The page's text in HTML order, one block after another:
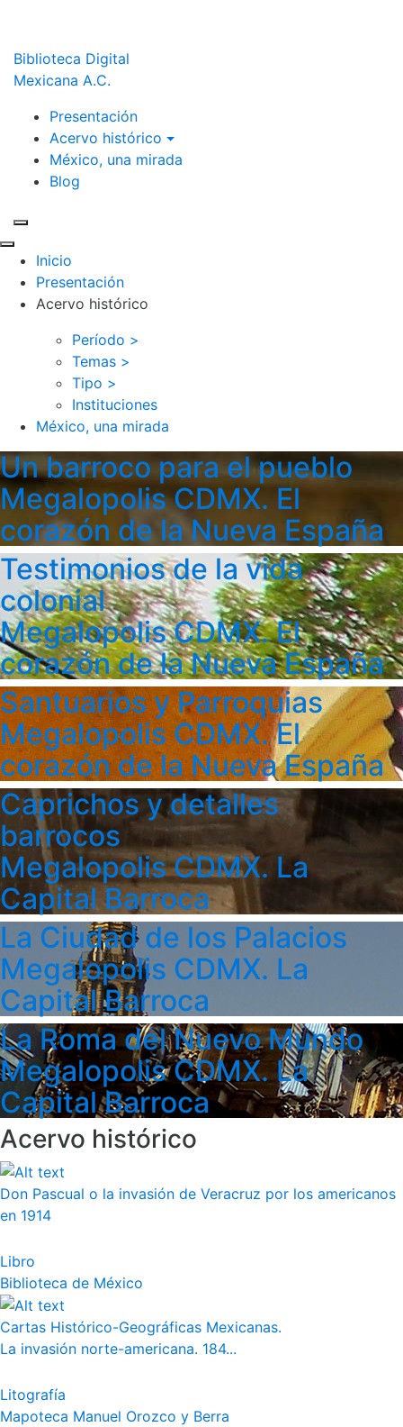
Biblioteca Digital
Mexicana A.C.
Presentación
Acervo histórico
México, una mirada
Blog
Inicio
Presentación
Acervo histórico
Período >
Temas >
Tipo >
Instituciones
México, una mirada
Un barroco para el pueblo
Megalopolis CDMX. El
corazón de la Nueva España
Testimonios de la vida
colonial
Megalopolis CDMX. El
corazón de la Nueva España
Santuarios y Parroquias
Megalopolis CDMX. El
corazón de la Nueva España
Caprichos y detalles
barrocos
Megalopolis CDMX. La
Capital Barroca
La Ciudad de los Palacios
Megalopolis CDMX. La
Capital Barroca
La Roma del Nuevo Mundo
Megalopolis CDMX. La
Capital Barroca
Acervo histórico
Don Pascual o la invasión de Veracruz por los americanos
en 1914
Libro
Biblioteca de México
Cartas Histórico-Geográficas Mexicanas.
La invasión norte-americana. 184...
Litografía
Mapoteca Manuel Orozco y Berra